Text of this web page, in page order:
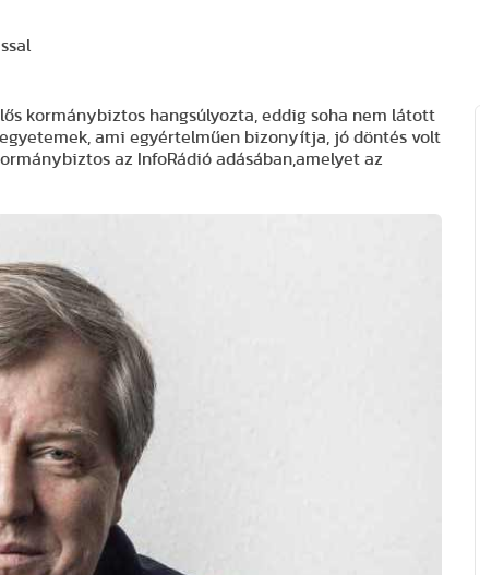
kormánybiztos hangsúlyozta, eddig soha nem látott
ami egyértelműen bizonyítja, jó döntés volt
az InfoRádió adásában,amelyet az